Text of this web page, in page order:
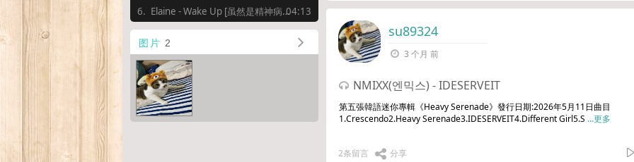
Elaine - Wake Up [虽然是精神病但没关系 OST Special Track Vol.1 ]04:13
图片 2
su89324
3 个月 前
NMIXX(엔믹스) - IDESERVEIT
第五張韓語迷你專輯《Heavy Serenade》發行日期:2026年5月11日曲目
1.Crescendo2.Heavy Serenade3.IDESERVEIT4.Different Girl5.S …更多
2条留言 分享